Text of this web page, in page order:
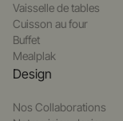
Vaisselle de tables
Cuisson au four
Buffet
Mealplak
Design
Nos Collaborations